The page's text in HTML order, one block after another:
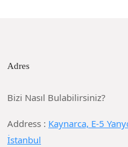
Adres
Bizi Nasıl Bulabilirsiniz?
Address : Kaynarca, E-5
İstanbul